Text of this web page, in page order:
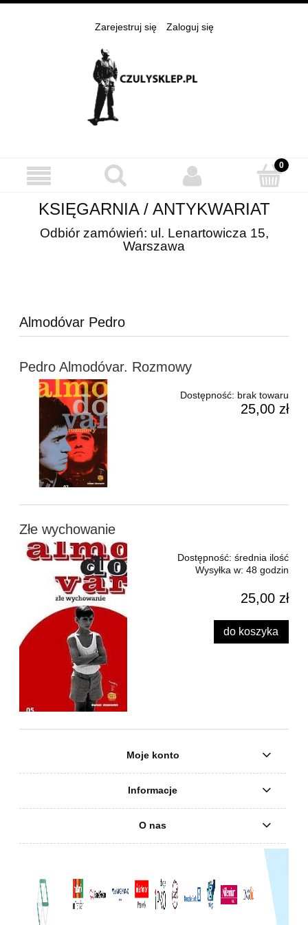
Zarejestruj się Zaloguj się
KSIĘGARNIA / ANTYKWARIAT
Odbiór zamówień: ul. Lenartowicza 15,
Warszawa
Almodóvar Pedro
Pedro Almodóvar. Rozmowy
Dostępność: brak towaru
25,00 zł
Złe wychowanie
Dostępność: średnia ilość
Wysyłka w: 48 godzin
25,00 zł
do koszyka
Moje konto
Informacje
O nas